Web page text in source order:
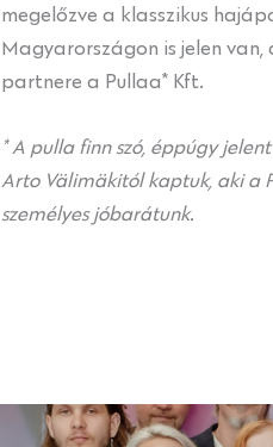
megelőzve a klasszikus
Magyarországon is jelen
partnere a Pullaa* Kft.
* A pulla finn szó, éppúgy
Arto Välimäkitól kaptuk, aki a
személyes jóbarátunk.